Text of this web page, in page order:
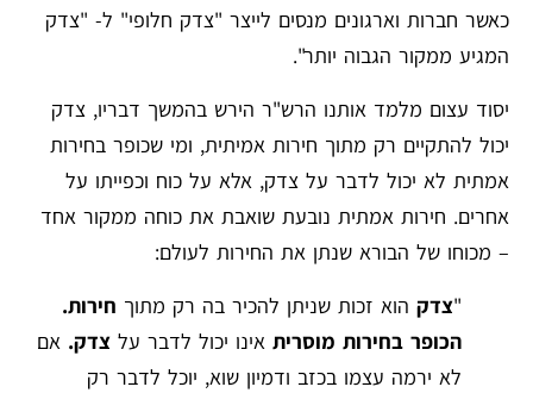
כאשר חברות וארגונים מנסים לייצר "צדק חלופי" ל- "צדק
המגיע ממקור הגבוה יותר".
יסוד עצום מלמד אותנו הרש"ר הירש בהמשך דבריו, צדק
יכול להתקיים רק מתוך חירות אמיתית, ומי שכופר בחירות
אמתית לא יכול לדבר על צדק, אלא על כוח וכפייתו על
אחרים. חירות אמתית נובעת שואבת את כוחה ממקור אחד
– מכוחו של הבורא שנתן את החירות לעולם:
"צדק הוא זכות שניתן להכיר בה רק מתוך חירות.
הכופר בחירות מוסרית אינו יכול לדבר על צדק. אם
לא ירמה עצמו בכזב ודמיון שוא, יוכל לדבר רק